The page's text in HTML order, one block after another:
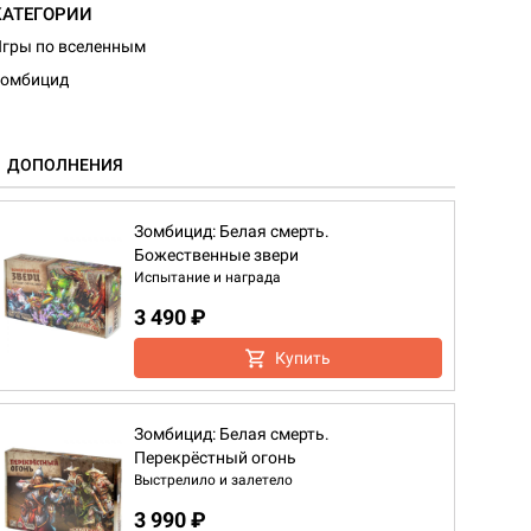
по вселенным
ДОПОЛНЕНИЯ
Зомбицид: Белая смерть.
Божественные звери
Испытание и награда
3 490 ₽
Купить
Зомбицид: Белая смерть.
Перекрёстный огонь
Выстрелило и залетело
3 990 ₽